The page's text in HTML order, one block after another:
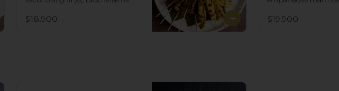
fritas (6), acompañadas con salsa
$18.900
salsa Spring Roll,
$19.900